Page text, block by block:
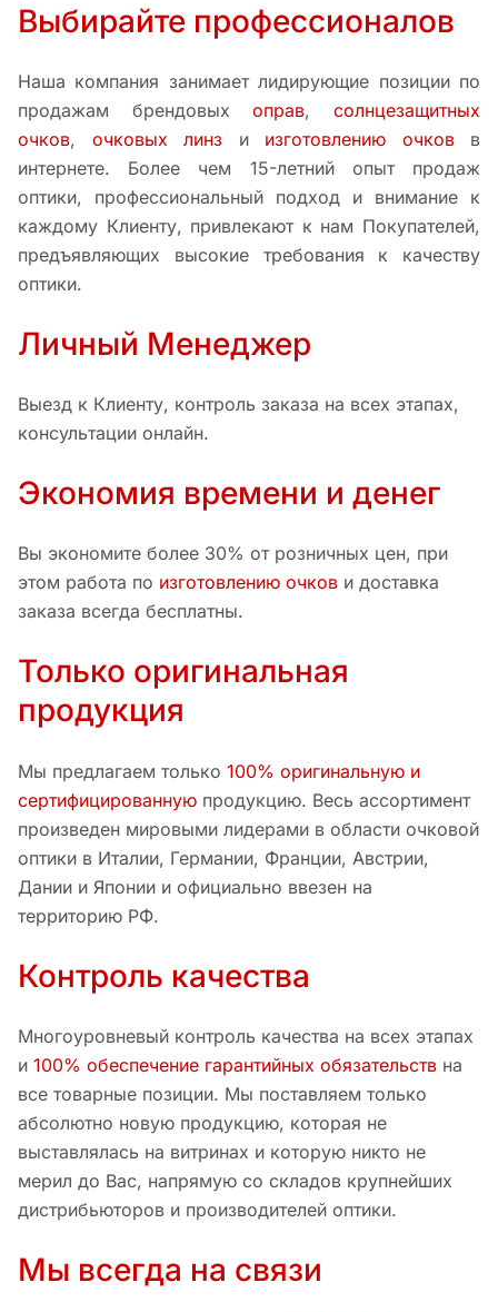
Выбирайте профессионалов
Наша компания занимает лидирующие позиции по
продажам брендовыхоправ,солнцезащитных
очков, очковых линз и изготовлению очковв
интернете. Более чем 15-летний опыт продаж
оптики, профессиональный подход и внимание к
каждому Клиенту, привлекают к нам Покупателей,
предъявляющих высокие требования к качеству
оптики.
Личный Менеджер
Выезд к Клиенту, контроль заказа на всех этапах,
консультации онлайн.
Экономия времени и денег
Вы экономите более 30% от розничных цен, при
этом работа по изготовлению очков и доставка
заказа всегда бесплатны.
Только оригинальная
продукция
Мы предлагаем только 100% оригинальную и
сертифицированную продукцию. Весь ассортимент
произведен мировыми лидерами в области очковой
оптики в Италии, Германии, Франции, Австрии,
Дании и Японии и официально ввезен на
территорию РФ.
Контроль качества
Многоуровневый контроль качества на всех этапах
и 100% обеспечение гарантийных обязательств на
все товарные позиции. Мы поставляем только
абсолютно новую продукцию, которая не
выставлялась на витринах и которую никто не
мерил до Вас, напрямую со складов крупнейших
дистрибьюторов и производителей оптики.
Мы всегда на связи